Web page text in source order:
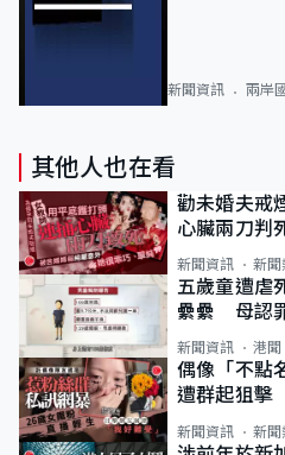
新聞資訊 兩岸
其他人也在看
勸未婚夫戒
心臟兩刀判
新聞資訊 新聞
五歲童遭虐
纍纍 母認
類案最惡劣
新聞資訊 港聞
偶像「不點
遭群起狙擊
新聞資訊 新聞